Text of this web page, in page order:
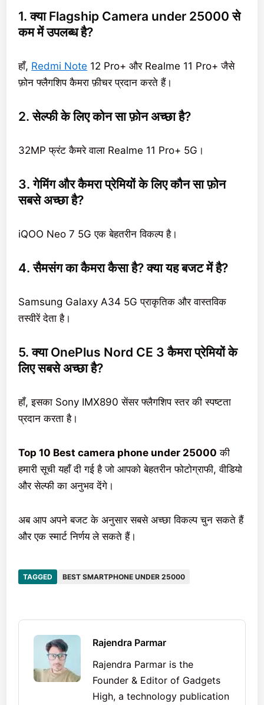
1. क्या Flagship Camera under 25000 से
कम में उपलब्ध है?
हाँ, Redmi Note 12 Pro+ और Realme 11 Pro+ जैसे
फ़ोन फ्लैगशिप कैमरा फ़ीचर प्रदान करते हैं।
2. सेल्फी के लिए कोन सा फ़ोन अच्छा है?
32MP फ्रंट कैमरे वाला Realme 11 Pro+ 5G।
3. गेमिंग और कैमरा प्रेमियों के लिए कौन सा फ़ोन
सबसे अच्छा है?
iQOO Neo 7 5G एक बेहतरीन विकल्प है।
4. सैमसंग का कैमरा कैसा है? क्या यह बजट में है?
Samsung Galaxy A34 5G प्राकृतिक और वास्तविक
तस्वीरें देता है।
5. क्या OnePlus Nord CE 3 कैमरा प्रेमियों के
लिए सबसे अच्छा है?
हाँ, इसका Sony IMX890 सेंसर फ्लैगशिप स्तर की स्पष्टता
प्रदान करता है।
Top 10 Best camera phone under 25000 की
हमारी सूची यहाँ दी गई है जो आपको बेहतरीन फोटोग्राफी, वीडियो
और सेल्फी का अनुभव देंगे।
अब आप अपने बजट के अनुसार सबसे अच्छा विकल्प चुन सकते हैं
और एक स्मार्ट निर्णय ले सकते हैं।
TAGGED BEST SMARTPHONE UNDER 25000
Rajendra Parmar
Rajendra Parmar is the
Founder & Editor of Gadgets
High, a technology publication